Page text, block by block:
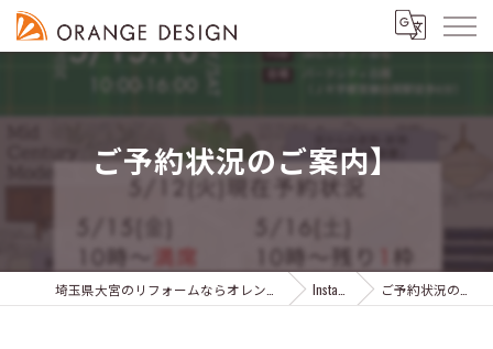
ご予約状況のご案内】
Instagram ご予約状況のご案内】